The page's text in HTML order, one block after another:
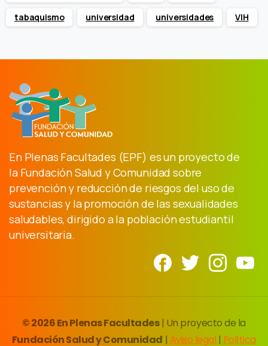
tabaquismo universidad universidades VIH
En Plenas Facultades (EPF) es un proyecto de
la Fundación Salud y Comunidad sobre
prevención y reducción de riesgos del uso de
sustancias y la promoción de las sexualidades
saludables, dirigido a la población estudiantil
universitaria.
© 2026 En Plenas Facultades| Un proyecto de la
Fundación Salud y Comunidad | Aviso legal | Política